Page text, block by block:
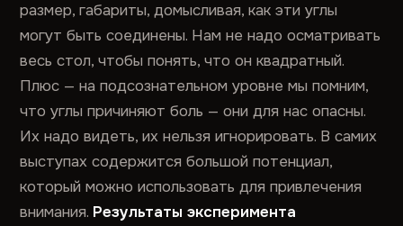
размер, габариты, домысливая, как эти углы
могут быть соединены. Нам не надо осматривать
весь стол, чтобы понять, что он квадратный.
Плюс — на подсознательном уровне мы помним,
что углы причиняют боль — они для нас опасны.
Их надо видеть, их нельзя игнорировать. В самих
выступах содержится большой потенциал,
который можно использовать для привлечения
внимания. Результаты эксперимента